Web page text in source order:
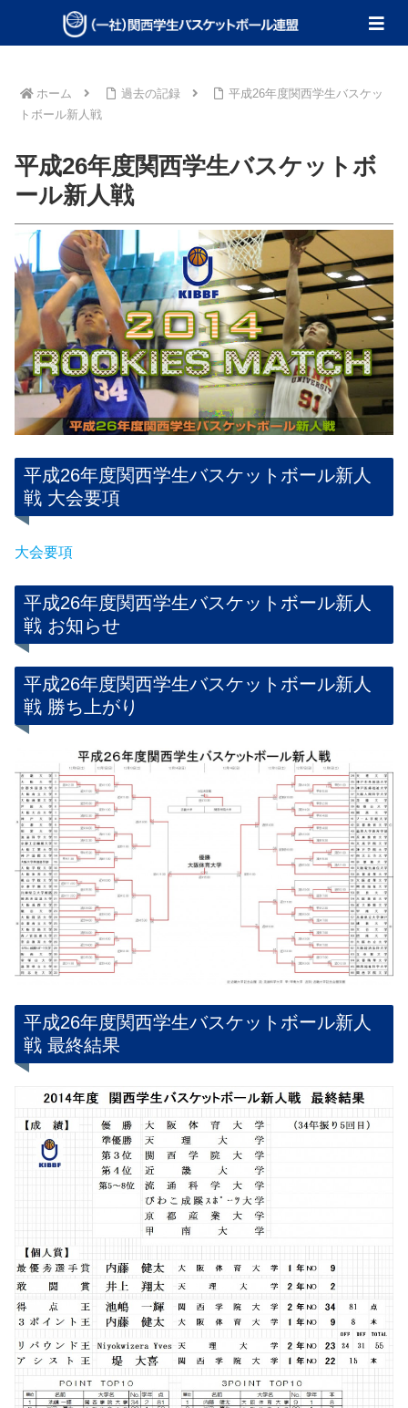
ホーム 過去の記録
平成26年度関西学生バスケッ
トボール新人戦
平成26年度関西学生バスケットボ
ール新人戦
平成26年度関西学生バスケットボール新人
戦 大会要項
大会要項
平成26年度関西学生バスケットボール新人
戦 お知らせ
平成26年度関西学生バスケットボール新人
戦 勝ち上がり
平成26年度関西学生バスケットボール新人
戦 最終結果